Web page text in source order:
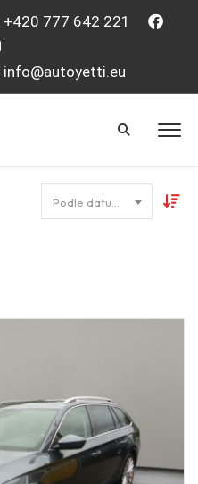
+420 777 642 221
info@autoyetti.eu